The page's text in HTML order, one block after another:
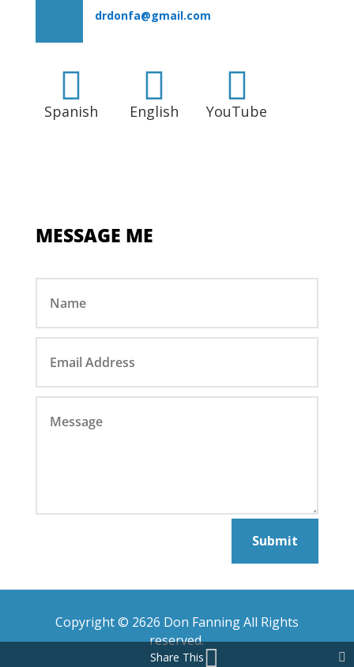
drdonfa@gmail.com

Spanish

English

YouTube
MESSAGE ME
Submit
Copyright © 2626 Don Fanning All Rights
reserved.
Share This